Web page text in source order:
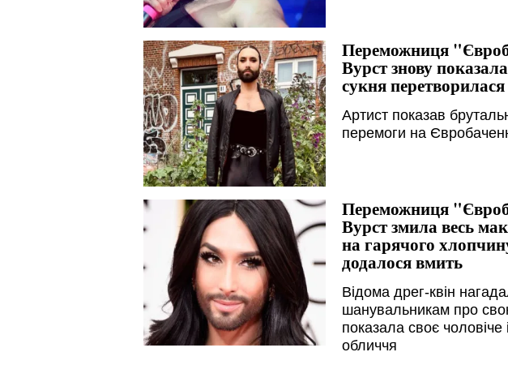
Переможниця
Вурст знову
сукня
Артист показав
перемоги на
Переможниця
Вурст змила весь
на гарячого
додалося вмить
Відома дрег-квін
шанувальникам про
показала своє
обличчя